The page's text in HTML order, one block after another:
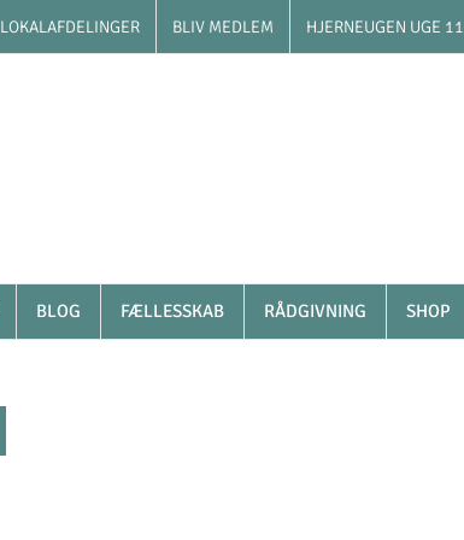
LOKALAFDELINGER BLIV MEDLEM HJERNEUGEN UGE 11
BLOG FÆLLESSKAB RÅDGIVNING SHOP